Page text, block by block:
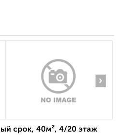
›
срок, 40м², 4/20 этаж